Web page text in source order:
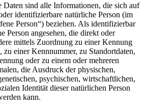
Daten sind alle Informationen, die sich auf
identifizierbare natürliche Person (im
Person“) beziehen. Als identifizierbar
Person angesehen, die direkt oder
mittels Zuordnung zu einer Kennung
zu einer Kennnummer, zu Standortdaten,
oder zu einem oder mehreren
die Ausdruck der physischen,
psychischen, wirtschaftlichen,
Identität dieser natürlichen Person
kann.